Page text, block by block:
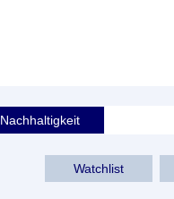
Nachhaltigkeit
Watchlist